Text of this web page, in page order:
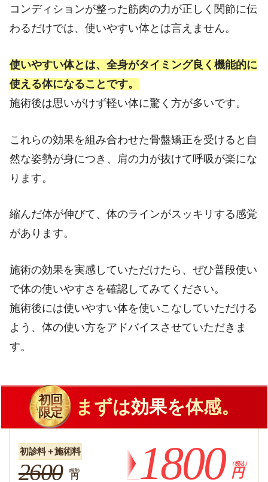
コンディションが整った筋肉の力が正しく関節に伝
わるだけでは、使いやすい体とは言えません。
使いやすい体とは、全身がタイミング良く機能的に
使える体になることです。
施術後は思いがけず軽い体に驚く方が多いです。
これらの効果を組み合わせた骨盤矯正を受けると自
然な姿勢が身につき、肩の力が抜けて呼吸が楽にな
ります。
縮んだ体が伸びて、体のラインがスッキリする感覚
があります。
施術の効果を実感していただけたら、ぜひ普段使い
で体の使いやすさを確認してみてください。
施術後には使いやすい体を使いこなしていただける
よう、体の使い方をアドバイスさせていただきま
す。
初回
限定
まずは効果を体感。
初診料＋施術料
2600 （税別）
円 1800 （税込）
円